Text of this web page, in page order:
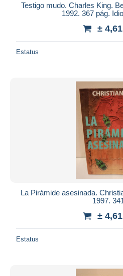
Testigo mudo. Charles King.
1992. 367 pág.
±
Estatus
La Pirámide asesinada.
1997.
±
Estatus